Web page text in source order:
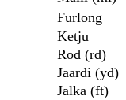
Furlong
Ketju
Rod (rd)
Jaardi (yd)
Jalka (ft)